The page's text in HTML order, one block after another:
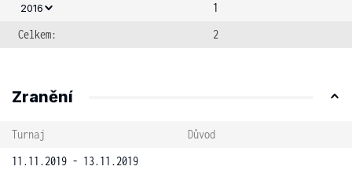
2016
1
Celkem:
2
Zranění
Turnaj
Důvod
11.11.2019 - 13.11.2019